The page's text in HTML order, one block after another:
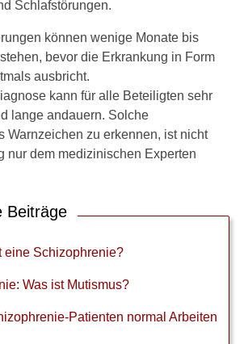
Schlafstörungen.
können wenige Monate bis
bevor die Erkrankung in Form
ausbricht.
kann für alle Beteiligten sehr
lange andauern. Solche
Warnzeichen zu erkennen, ist nicht
nur dem medizinischen Experten
Beiträge
eine Schizophrenie?
Was ist Mutismus?
Patienten normal Arbeiten
Schub
Schizophrenie